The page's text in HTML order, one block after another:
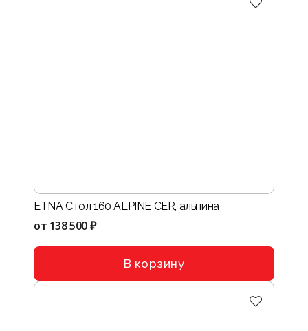
ETNA Стол 160 ALPINE CER, альпина
от 138 500 ₽
В корзину